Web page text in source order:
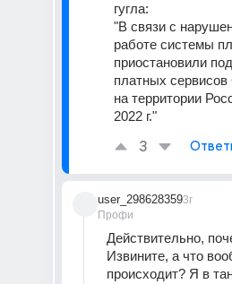
гугла:
"В связи с
работе системы
приостановили
платных сервисов
на территории
2022 г."
3
user_298628359
Профи
3г
Действительно,
Извините, а что
происходит? Я в